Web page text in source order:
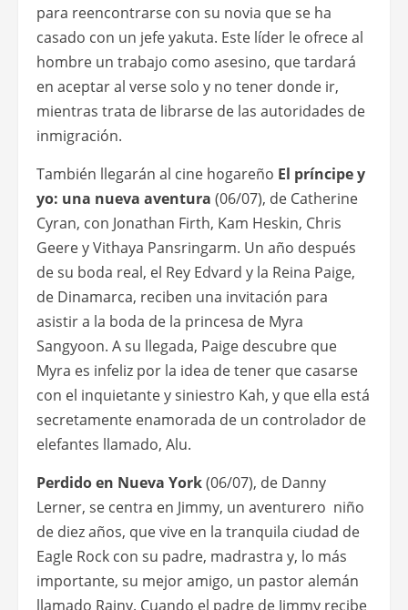
para reencontrarse con su novia que se ha
casado con un jefe yakuta. Este líder le ofrece al
hombre un trabajo como asesino, que tardará
en aceptar al verse solo y no tener donde ir,
mientras trata de librarse de las autoridades de
inmigración.
También llegarán al cine hogareño El príncipe y
yo: una nueva aventura (06/07), de Catherine
Cyran, con Jonathan Firth, Kam Heskin, Chris
Geere y Vithaya Pansringarm. Un año después
de su boda real, el Rey Edvard y la Reina Paige,
de Dinamarca, reciben una invitación para
asistir a la boda de la princesa de Myra
Sangyoon. A su llegada, Paige descubre que
Myra es infeliz por la idea de tener que casarse
con el inquietante y siniestro Kah, y que ella está
secretamente enamorada de un controlador de
elefantes llamado, Alu.
Perdido en Nueva York(06/07), de Danny
Lerner, se centra en Jimmy, un aventurero niño
de diez años, que vive en la tranquila ciudad de
Eagle Rock con su padre, madrastra y, lo más
importante, su mejor amigo, un pastor alemán
llamado Rainy. Cuando el padre de Jimmy recibe